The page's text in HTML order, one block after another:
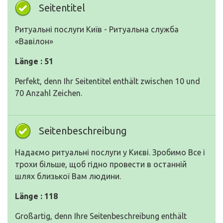
Seitentitel
Ритуальні послуги Київ - Ритуальна служба
«Вавілон»
Länge : 51
Perfekt, denn Ihr Seitentitel enthält zwischen 10 und
70 Anzahl Zeichen.
Seitenbeschreibung
Надаємо ритуальні послуги у Києві. Зробимо Все і
трохи більше, щоб гідно провести в останній
шлях близької Вам людини.
Länge : 118
Großartig, denn Ihre Seitenbeschreibung enthält